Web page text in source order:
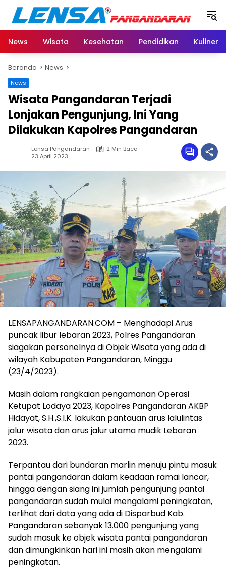
Langsung
konten
News
Wisata Kesehatan Pendidikan Kuliner
Beranda News
News
Wisata Pangandaran Terjadi
Lonjakan Pengunjung, Ini Yang
Dilakukan Kapolres Pangandaran
Lensa Pangandaran
2 Min Baca
23 April 2023
LENSAPANGANDARAN.COM – Menghadapi Arus
puncak libur lebaran 2023, Polres Pangandaran
siagakan personelnya di Objek Wisata yang ada di
wilayah Kabupaten Pangandaran, Minggu
(23/4/2023).
Masih dalam rangkaian pengamanan Operasi
Ketupat Lodaya 2023, Kapolres Pangandaran AKBP
Hidayat, S.H.,S.I.K. lakukan pantauan arus lalulintas
jalur wisata dan arus jalur utama mudik Lebaran
2023.
Terpantau dari bundaran marlin menuju pintu masuk
pantai pangandaran dalam keadaan ramai lancar,
hingga dengan siang ini jumlah pengunjung pantai
pangandaran sudah mulai mengalami peningkatan,
terlihat dari data yang ada di Disparbud Kab.
Pangandaran sebanyak 13.000 pengunjung yang
sudah masuk ke objek wisata pantai pangandaran
dan dimungkinkan hari ini masih akan mengalami
peningkatan.